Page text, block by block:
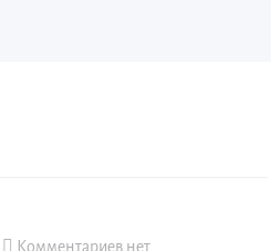
Комментариев нет